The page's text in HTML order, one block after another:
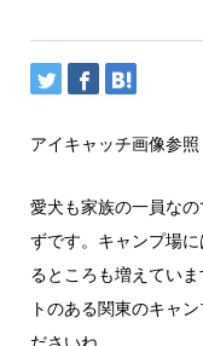
アイキャッチ画像参照
愛犬も家族の一員な
ずです。キャンプ場
るところも増えてい
トのある関東のキャ